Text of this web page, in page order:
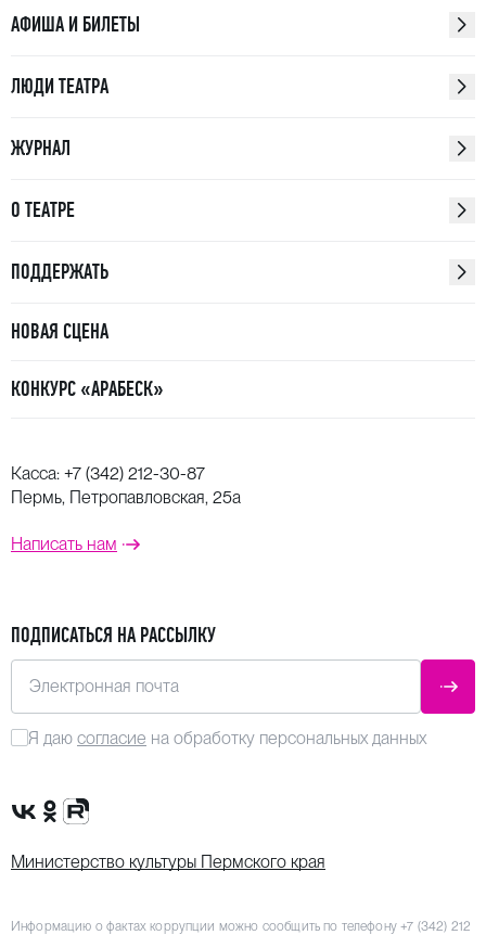
АФИША И БИЛЕТЫ
ЛЮДИ ТЕАТРА
ЖУРНАЛ
О ТЕАТРЕ
ПОДДЕРЖАТЬ
НОВАЯ СЦЕНА
КОНКУРС «АРАБЕСК»
Касса: +7 (342) 212-30-87
Пермь, Петропавловская, 25а
Написать нам
ПОДПИСАТЬСЯ НА РАССЫЛКУ
Электронная почта
Я даю согласие на обработку персональных данных
Сообщество VK
Группа в одноклассниках
Канал Rutube
Министерство культуры Пермского края
Информацию о фактах коррупции можно сообщить по телефону+7 (342) 212